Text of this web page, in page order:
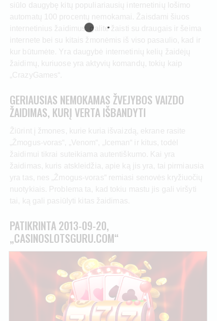
siūlo daugybę kitų populiariausių internetinių lošimo
automatų 100 procentų nemokamai. Žaisdami šiuos
internetinius žaidimus, galite žaisti su draugais ir šeima
internete bei su kitais žmonėmis iš viso pasaulio, kad ir
kur būtumėte. Yra daugybė internetinių kelių žaidėjų
žaidimų, kuriuose yra aktyvių komandų, tokių kaip
„CrazyGames“.
GERIAUSIAS NEMOKAMAS ŽVEJYBOS VAIZDO
ŽAIDIMAS, KURĮ VERTA IŠBANDYTI
Žiūrint į žmones, kurie kuria išvaizdą, ekrane rasite
„Žmogus-voras“, „Venom“, „Iceman“ ir kitus, todėl
žaidimui tikrai suteikiama autentiškumo. Kai yra
žaidimas, kuris atskleidžia, apie ką jis yra, tai pirmiausia
yra tas, nes „Žmogus-voras“ remiasi senovės kryžiuočių
nuotykiais. Problema ta, kad tokiu mastu jis gali viršyti
tai, ką gali pasiūlyti kitas žaidimas.
PATIKRINTA 2013-09-20,
„CASINOSLOTSGURU.COM“